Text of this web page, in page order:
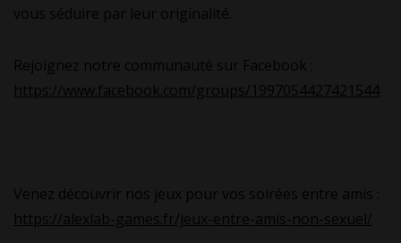
vous séduire par leur originalité.
Rejoignez notre communauté sur Facebook :
https://www.facebook.com/groups/1997054427421544
Venez découvrir nos jeux pour vos soirées entre amis :
https://alexlab-games.fr/jeux-entre-amis-non-sexuel/